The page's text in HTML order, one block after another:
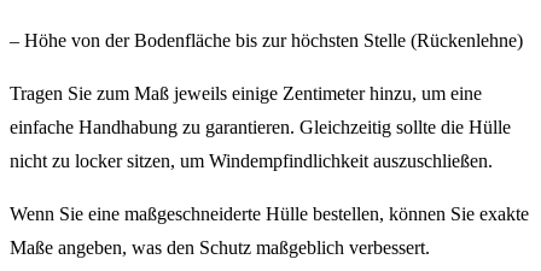
– Höhe von der Bodenfläche bis zur höchsten Stelle (Rückenlehne)
Tragen Sie zum Maß jeweils einige Zentimeter hinzu, um eine
einfache Handhabung zu garantieren. Gleichzeitig sollte die Hülle
nicht zu locker sitzen, um Windempfindlichkeit auszuschließen.
Wenn Sie eine maßgeschneiderte Hülle bestellen, können Sie exakte
Maße angeben, was den Schutz maßgeblich verbessert.